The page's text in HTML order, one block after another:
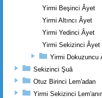
Yirmi Beşinci Âyet
Yirmi Altıncı Âyet
Yirmi Yedinci Âyet
Yirmi Sekizinci Âyet
Yirmi Dokuzuncu
Sekizinci Şuâ
Otuz Birinci Lem'adan
Yirmi Sekizinci